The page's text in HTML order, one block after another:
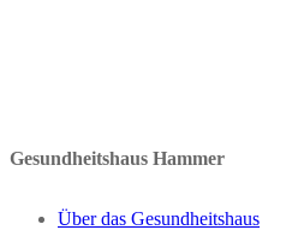
Gesundheitshaus Hammer
Über das Gesundheitshaus